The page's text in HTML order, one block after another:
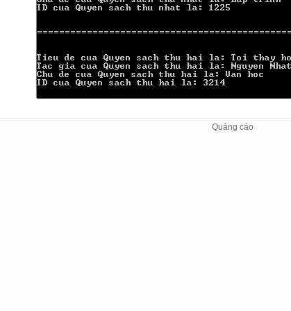
<<
"Chu de cua Quyen sach thu nhat la: " <<
// in thong tin ve QuyenSach2
<<
"Tieu de cua Quyen sach thu hai la: "
<<
"Tac gia cua Quyen sach thu hai la: "
"ID cua Quyen sach thu hai la: " <<